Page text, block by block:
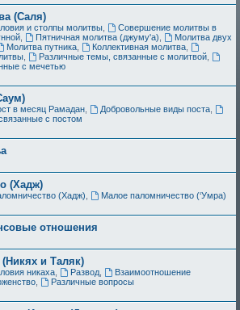
(Саля)
и столпы молитвы,
Совершение молитвы в
Пятничная молитва (джуму'а)
Молитва двух
Молитва путника, Коллективная молитва,
Различные темы, связанные с молитвой,
с мечетью
в месяц Рамадан, Добровольные виды поста,
с постом
(Хадж)
(Хадж)
Малое паломничество (‘Умра)
отношения
и Таляк)
никаха, Развод,
Взаимоотношение
,
Различные вопросы